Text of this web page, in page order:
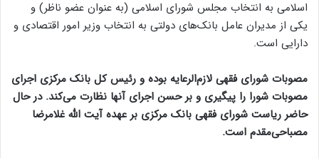
اسلامی به انتخاب مجلس شورای اسلامی (به عنوان عضو ناظر) و
یکی از مدیران عامل بانک‌های دولتی به انتخاب وزیر امور اقتصادی و
دارایی است.
مصوبات شورای فقهی لازم‌الرعایه بوده و رئیس کل بانک مرکزی اجرای
مصوبات شورا را پیگیری و بر حسن اجرای آنها نظارت می‌کند. در حال
حاضر ریاست شورای فقهی بانک مرکزی بر عهده آیت الله غلامرضا
مصباحی‌مقدم است.